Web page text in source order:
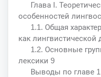
Глава I.
особенностей
1.1. Общая
как
1.2. Основные
лексики 9
Выводы по главе